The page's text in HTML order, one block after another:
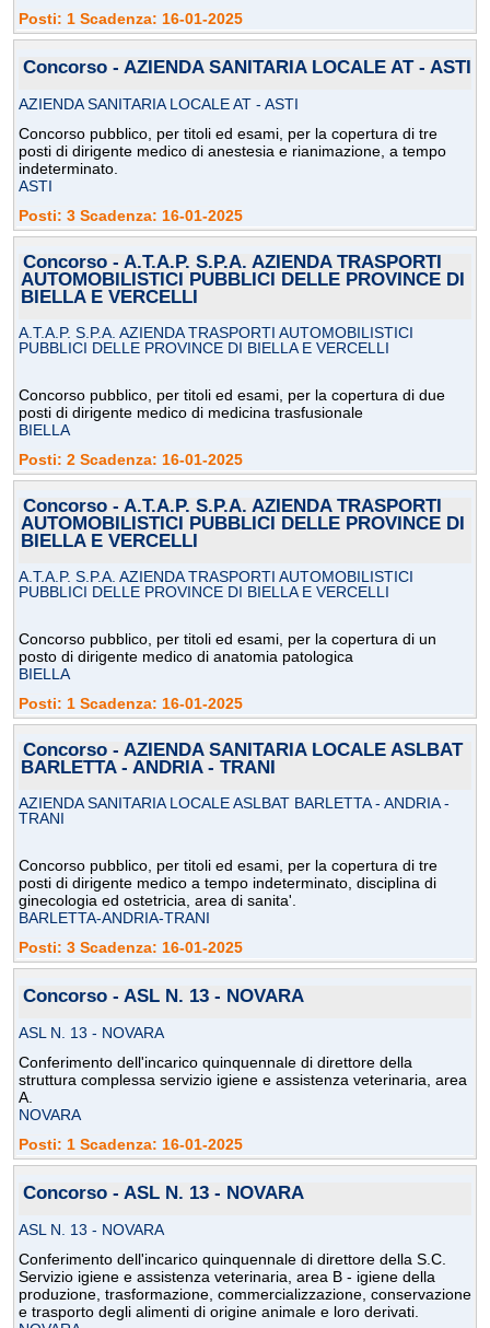
Posti: 1 Scadenza: 16-01-2025
Concorso - AZIENDA SANITARIA LOCALE AT - ASTI
AZIENDA SANITARIA LOCALE AT - ASTI
Concorso pubblico, per titoli ed esami, per la copertura di tre
posti di dirigente medico di anestesia e rianimazione, a tempo
indeterminato.
ASTI
Posti: 3 Scadenza: 16-01-2025
Concorso - A.T.A.P. S.P.A. AZIENDA TRASPORTI
AUTOMOBILISTICI PUBBLICI DELLE PROVINCE DI
BIELLA E VERCELLI
A.T.A.P. S.P.A. AZIENDA TRASPORTI AUTOMOBILISTICI
PUBBLICI DELLE PROVINCE DI BIELLA E VERCELLI
Concorso pubblico, per titoli ed esami, per la copertura di due
posti di dirigente medico di medicina trasfusionale
BIELLA
Posti: 2 Scadenza: 16-01-2025
Concorso - A.T.A.P. S.P.A. AZIENDA TRASPORTI
AUTOMOBILISTICI PUBBLICI DELLE PROVINCE DI
BIELLA E VERCELLI
A.T.A.P. S.P.A. AZIENDA TRASPORTI AUTOMOBILISTICI
PUBBLICI DELLE PROVINCE DI BIELLA E VERCELLI
Concorso pubblico, per titoli ed esami, per la copertura di un
posto di dirigente medico di anatomia patologica
BIELLA
Posti: 1 Scadenza: 16-01-2025
Concorso - AZIENDA SANITARIA LOCALE ASLBAT
BARLETTA - ANDRIA - TRANI
AZIENDA SANITARIA LOCALE ASLBAT BARLETTA - ANDRIA -
TRANI
Concorso pubblico, per titoli ed esami, per la copertura di tre
posti di dirigente medico a tempo indeterminato, disciplina di
ginecologia ed ostetricia, area di sanita'.
BARLETTA-ANDRIA-TRANI
Posti: 3 Scadenza: 16-01-2025
Concorso - ASL N. 13 - NOVARA
ASL N. 13 - NOVARA
Conferimento dell'incarico quinquennale di direttore della
struttura complessa servizio igiene e assistenza veterinaria, area
A.
NOVARA
Posti: 1 Scadenza: 16-01-2025
Concorso - ASL N. 13 - NOVARA
ASL N. 13 - NOVARA
Conferimento dell'incarico quinquennale di direttore della S.C.
Servizio igiene e assistenza veterinaria, area B - igiene della
produzione, trasformazione, commercializzazione, conservazione
e trasporto degli alimenti di origine animale e loro derivati.